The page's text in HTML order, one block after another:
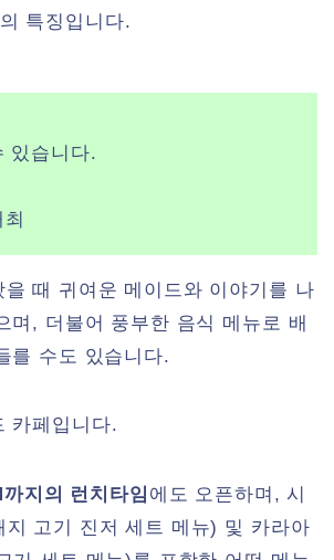
특징입니다.
있습니다.
을 때 귀여운 메이드와 이야기를 나
며, 더불어 풍부한 음식 메뉴로 배
를 수도 있습니다.
카페입니다.
지의 런치타임 에도 오픈하며, 시
지 고기 진저 세트 메뉴) 및 카라아